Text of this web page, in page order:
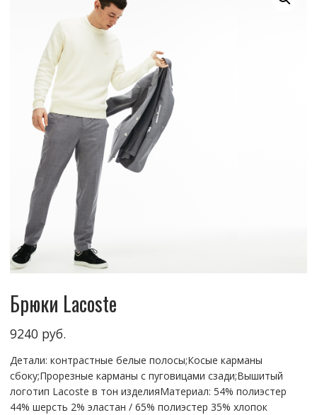
Брюки Lacoste
9240руб.
Детали: контрастные белые полосы;Косые карманы
сбоку;Прорезные карманы с пуговицами сзади;Вышитый
логотип Lacoste в тон изделияМатериал: 54% полиэстер
44% шерсть 2% эластан / 65% полиэстер 35% хлопок